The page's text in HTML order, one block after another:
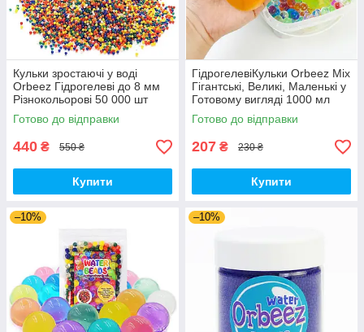
Кульки зростаючі у воді
Orbeez Гідрогелеві до 8 мм
Різнокольорові 50 000 шт
(00914)
Готово до відправки
440 ₴ 550 ₴
Купити
ГідрогелевіКульки Orbeez Mix
Гігантські, Великі, Маленькі у
Готовому вигляді 1000 мл
(01430)
Готово до відправки
207 ₴ 230 ₴
Купити
–10% –10%